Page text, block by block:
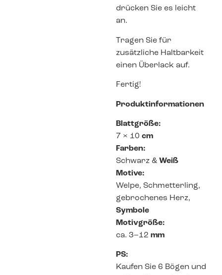
drücken Sie es leicht
an.
Tragen Sie für
zusätzliche Haltbarkeit
einen Überlack auf.
Fertig!
Produktinformationen
Blattgröße:
7 × 10 cm
Farben:
Schwarz & Weiß
Motive:
Welpe, Schmetterling,
gebrochenes Herz,
Symbole
Motivgröße:
ca. 3–12 mm
PS:
Kaufen Sie 6 Bögen und